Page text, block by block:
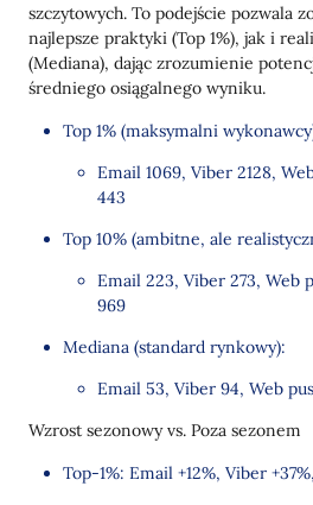
szczytowych. To podejście pozwala
najlepsze praktyki (Top 1%), jak i
(Mediana), dając zrozumienie
średniego osiągalnego wyniku.
Top 1% (maksymalni
Email 1069, Viber 2128,
443
Top 10% (ambitne, ale
Email 223, Viber 273, Web
969
Mediana (standard rynkowy):
Email 53, Viber 94, Web
Wzrost sezonowy vs. Poza sezonem
Top-1%: Email +12%, Viber